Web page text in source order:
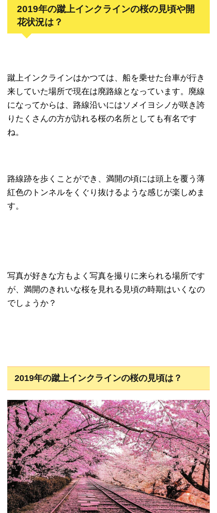
2019年の蹴上インクラインの桜の見頃や開
花状況は？
蹴上インクラインはかつては、船を乗せた台車が行き
来していた場所で現在は廃路線となっています。廃線
になってからは、路線沿いにはソメイヨシノが咲き誇
りたくさんの方が訪れる桜の名所としても有名です
ね。
路線跡を歩くことができ、満開の頃には頭上を覆う薄
紅色のトンネルをくぐり抜けるような感じが楽しめま
す。
写真が好きな方もよく写真を撮りに来られる場所です
が、満開のきれいな桜を見れる見頃の時期はいくなの
でしょうか？
2019年の蹴上インクラインの桜の見頃は？